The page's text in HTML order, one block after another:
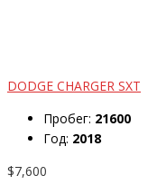
DODGE CHARGER SXT
Пробег: 21600
Год: 2018
$7,600